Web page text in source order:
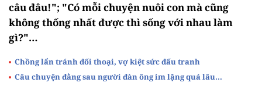
câu đâu!"; "Có mỗi chuyện nuôi con mà cũng
không thống nhất được thì sống với nhau làm
gì?"…
Chồng lẩn tránh đối thoại, vợ kiệt sức đấu tranh
Câu chuyện đằng sau người đàn ông im lặng quá lâu…